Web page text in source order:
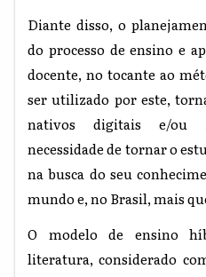
Diante disso, o
do processo de ensino e
docente, no tocante ao
ser utilizado por este,
nativos digitais e/ou
necessidade de tornar o
na busca do seu
mundo e, no Brasil, mais
O modelo de ensino
literatura, considerado